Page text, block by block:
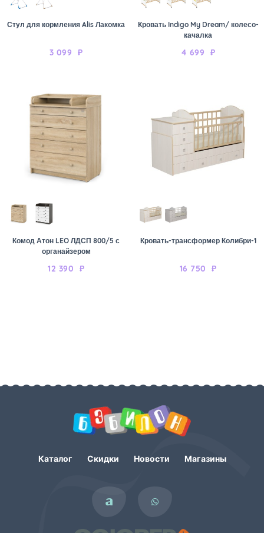
Стул для кормления Alis Лакомка
3 099 ₽
Кровать Indigo My Dream/ колесо-
качалка
4 699 ₽
Комод Атон LEO ЛДСП 800/5 с
органайзером
12 390 ₽
Кровать-трансформер Колибри-1
16 750 ₽
Каталог Скидки Новости Магазины